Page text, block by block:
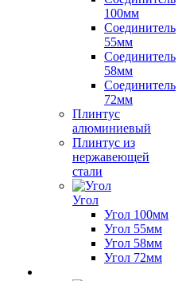
100мм
Соединитель
55мм
Соединитель
58мм
Соединитель
72мм
Плинтус
алюминиевый
Плинтус из
нержавеющей
стали
Угол
Угол 100мм
Угол 55мм
Угол 58мм
Угол 72мм